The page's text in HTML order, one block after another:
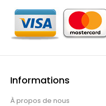
Informations
À propos de nous